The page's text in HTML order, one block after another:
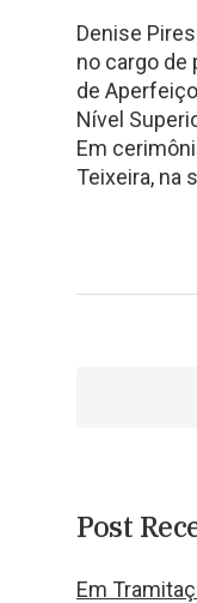
Denise
no cargo de
de
Nível
Em
Teixeira, na
Post
Em